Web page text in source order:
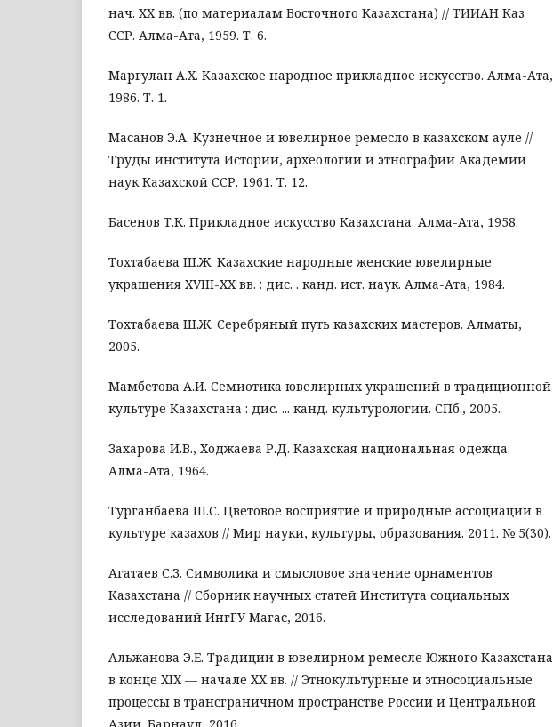
нач. XX вв. (по материалам Восточного Казахстана) // ТИИАН Каз
ССР. Алма-Ата, 1959. Т. 6.
Маргулан А.Х. Казахское народное прикладное искусство. Алма-Ата,
1986. Т. 1.
Масанов Э.А. Кузнечное и ювелирное ремесло в казахском ауле //
Труды института Истории, археологии и этнографии Академии
наук Казахской ССР. 1961. Т. 12.
Басенов Т.К. Прикладное искусство Казахстана. Алма-Ата, 1958.
Тохтабаева Ш.Ж. Казахские народные женские ювелирные
украшения XVIII-XX вв. : дис. . канд. ист. наук. Алма-Ата, 1984.
Тохтабаева Ш.Ж. Серебряный путь казахских мастеров. Алматы,
2005.
Мамбетова А.И. Семиотика ювелирных украшений в традиционной
культуре Казахстана : дис. ... канд. культурологии. СПб., 2005.
Захарова И.В., Xоджаева Р.Д. Казахская национальная одежда.
Алма-Ата, 1964.
Турганбаева Ш.С. Цветовое восприятие и природные ассоциации в
культуре казахов // Мир науки, культуры, образования. 2011. № 5(30).
Агатаев С.З. Символика и смысловое значение орнаментов
Казахстана // Сборник научных статей Института социальных
исследований ИнгГУ Магас, 2016.
Альжанова Э.Е. Традиции в ювелирном ремесле Южного Казахстана
в конце XIX — начале XX вв. // Этнокультурные и этносоциальные
процессы в трансграничном пространстве России и Центральной